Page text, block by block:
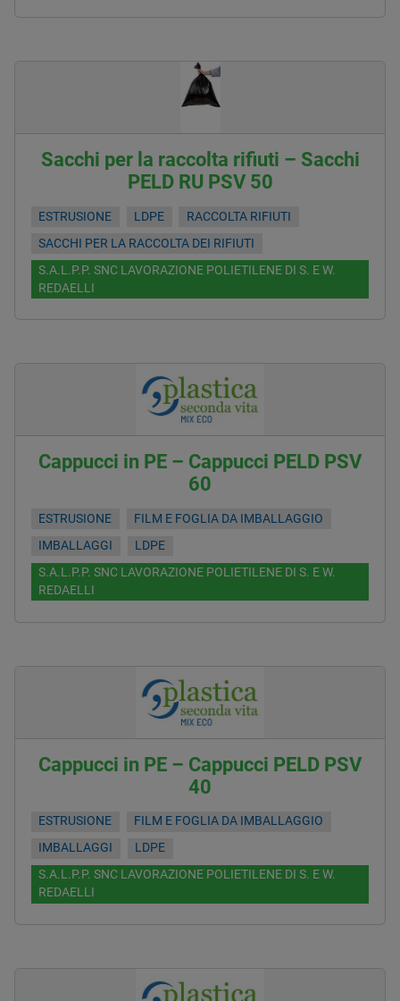
Sacchi per la raccolta rifiuti – Sacchi
PELD RU PSV 50
ESTRUSIONE LDPE
RACCOLTA RIFIUTI
SACCHI PER LA RACCOLTA DEI RIFIUTI
S.A.L.P.P. SNC LAVORAZIONE POLIETILENE DI S. E W.
REDAELLI
Cappucci in PE – Cappucci PELD PSV
60
ESTRUSIONE
FILM E FOGLIA DA IMBALLAGGIO
IMBALLAGGI
LDPE
S.A.L.P.P. SNC LAVORAZIONE POLIETILENE DI S. E W.
REDAELLI
Cappucci in PE – Cappucci PELD PSV
40
ESTRUSIONE
FILM E FOGLIA DA IMBALLAGGIO
IMBALLAGGI
LDPE
S.A.L.P.P. SNC LAVORAZIONE POLIETILENE DI S. E W.
REDAELLI